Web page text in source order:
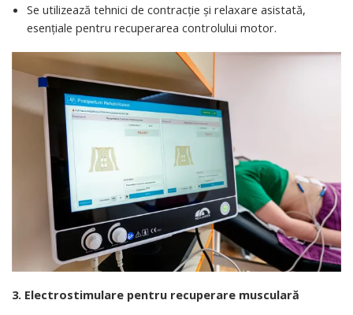
Se utilizează tehnici de contracție și relaxare asistată,
esențiale pentru recuperarea controlului motor.
3. Electrostimulare pentru recuperare musculară